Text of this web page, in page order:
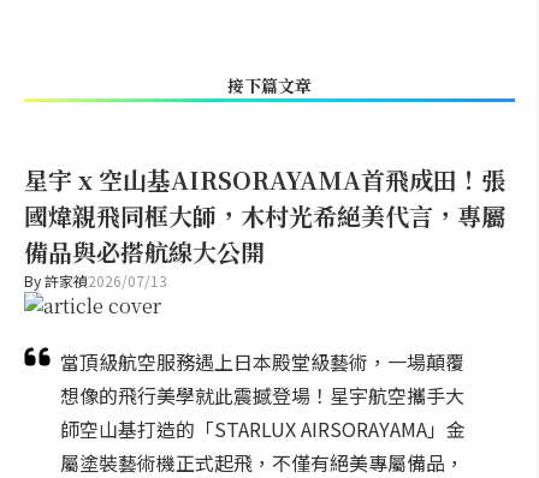
接下篇文章
星宇 x 空山基AIRSORAYAMA首飛成田！張
國煒親飛同框大師，木村光希絕美代言，專屬
備品與必搭航線大公開
By許家禎2026/07/13
當頂級航空服務遇上日本殿堂級藝術，一場顛覆
想像的飛行美學就此震撼登場！星宇航空攜手大
師空山基打造的「STARLUX AIRSORAYAMA」金
屬塗裝藝術機正式起飛，不僅有絕美專屬備品，